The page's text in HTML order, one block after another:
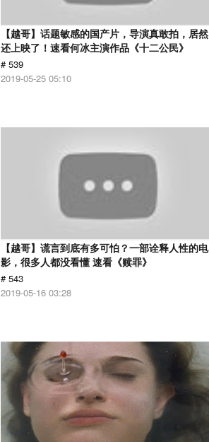
【越哥】话题敏感的国产片，导演真敢拍，居然
还上映了！速看何冰主演作品《十二公民》
# 539
2019-05-25 05:10
【越哥】谎言到底有多可怕？一部诠释人性的电
影，很多人都没看懂 速看《赎罪》
# 543
2019-05-16 03:28